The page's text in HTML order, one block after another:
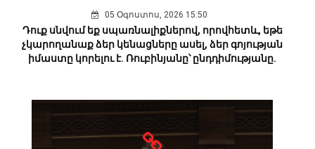
05 Օգոստոս, 2026 15:50
Դուք սնվում եք սպառնալիքներով, որովհետև, եթե
չկարողանաք ձեր կենացները ասել, ձեր գոյության
իմաստը կորելու է. Ռուբինյանը՝ ընդդիմությանը.